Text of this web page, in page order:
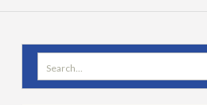
Search
for: